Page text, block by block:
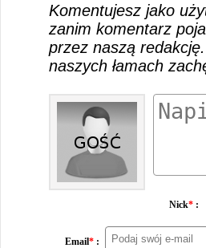
Komentujesz jako
zanim komentarz
przez naszą
naszych łamach
Nick* :
Email* :